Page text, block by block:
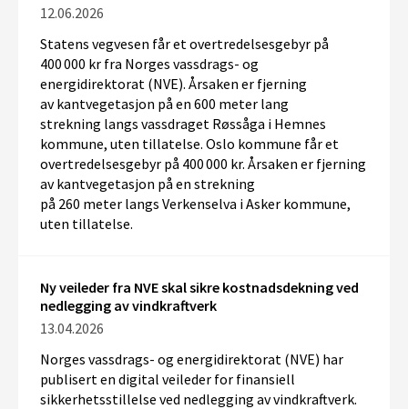
12.06.2026
Statens vegvesen får et overtredelsesgebyr på
400 000 kr fra Norges vassdrags- og
energidirektorat (NVE). Årsaken er fjerning
av kantvegetasjon på en 600 meter lang
strekning langs vassdraget Røssåga i Hemnes
kommune, uten tillatelse. Oslo kommune får et
overtredelsesgebyr på 400 000 kr. Årsaken er fjerning
av kantvegetasjon på en strekning
på 260 meter langs Verkenselva i Asker kommune,
uten tillatelse.
Ny veileder fra NVE skal sikre kostnadsdekning ved
nedlegging av vindkraftverk
13.04.2026
Norges vassdrags- og energidirektorat (NVE) har
publisert en digital veileder for finansiell
sikkerhetsstillelse ved nedlegging av vindkraftverk.